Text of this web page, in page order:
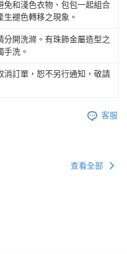
免和淺色衣物、包包一起組合
生褪色轉移之現象。
分開洗滌。有珠飾金屬造型之
手洗。
消訂單，恕不另行通知，敬請
客服
查看全部